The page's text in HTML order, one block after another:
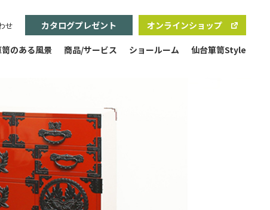
せ
のある風景 商品/サービス ショールーム 仙台箪笥Style
カタログプレゼント オンラインショップ